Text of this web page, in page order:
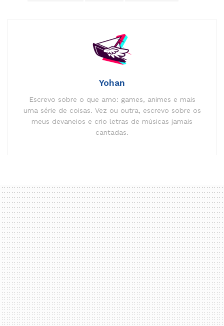
Yohan
Escrevo sobre o que amo: games, animes e mais
uma série de coisas. Vez ou outra, escrevo sobre os
meus devaneios e crio letras de músicas jamais
cantadas.